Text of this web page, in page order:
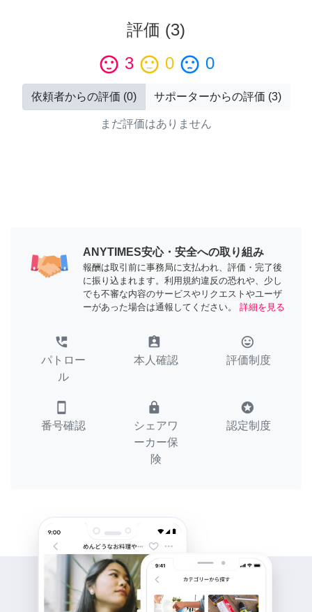
評価 (3)
sentiment_satisfied 3 sentiment_neutral 0 sentiment_dissatisfied 0
依頼者からの評価 (0) サポーターからの評価 (3)
まだ評価はありません
ANYTIMES安心・安全への取り組み
報酬は取引前に事務局に支払われ、評価・完了後
に振り込まれます。利用規約違反の恐れや、少し
でも不審な内容のサービスやリクエストやユーザ
ーがあった場合は通報してください。
詳細を見る
perm_phone_msg
パトロー
ル
assignment_ind
本人確認
tag_faces
評価制度
smartphone
番号確認
lock
シェアワ
ーカー保
険
stars
認定制度